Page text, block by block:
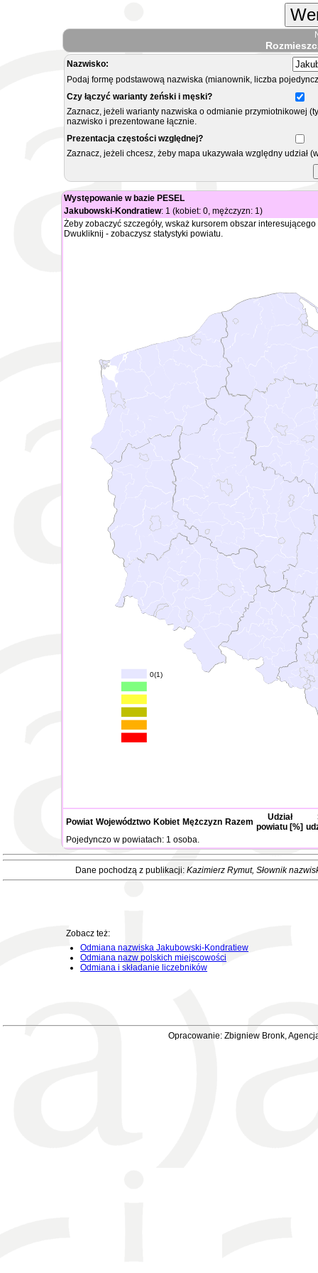
Nazwisko:
Podaj formę podstawową nazwiska (mianownik, liczba
Czy łączyć warianty żeński i męski?
Zaznacz, jeżeli warianty nazwiska o odmianie przymiotnikowej
nazwisko i prezentowane łącznie.
Prezentacja częstości względnej?
Zaznacz, jeżeli chcesz, żeby mapa ukazywała względny
Występowanie w bazie PESEL
Jakubowski-Kondratiew: 1 (kobiet: 0, mężczyzn: 1)
Żeby zobaczyć szczegóły, wskaż kursorem obszar
Dwukliknij - zobaczysz statystyki powiatu.
0(1)
Powiat Województwo Kobiet Mężczyzn Razem
Udział
powiatu [%]
Pojedynczo w powiatach: 1 osoba.
Dane pochodzą z publikacji: Kazimierz Rymut, Słownik
Zobacz też:
Odmiana nazwiska Jakubowski-Kondratiew
Odmiana nazw polskich miejscowości
Odmiana i składanie liczebników
Opracowanie: Zbigniew Bronk,